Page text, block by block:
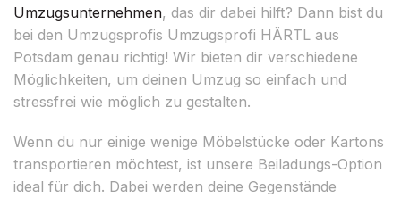
Umzugsunternehmen, das dir dabei hilft? Dann bist du
bei den Umzugsprofis Umzugsprofi HÄRTL aus
Potsdam genau richtig! Wir bieten dir verschiedene
Möglichkeiten, um deinen Umzug so einfach und
stressfrei wie möglich zu gestalten.
Wenn du nur einige wenige Möbelstücke oder Kartons
transportieren möchtest, ist unsere Beiladungs-Option
ideal für dich. Dabei werden deine Gegenstände